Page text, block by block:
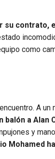
su
como
A
balón a Alan
y
Mohamed